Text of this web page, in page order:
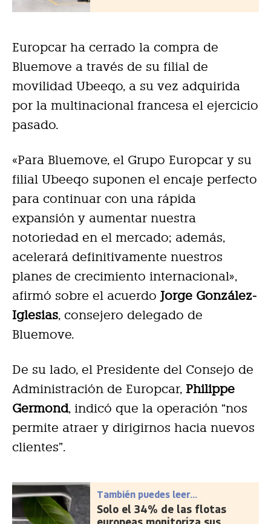
Europcar ha cerrado la compra de
Bluemove a través de su filial de
movilidad Ubeeqo, a su vez adquirida
por la multinacional francesa el ejercicio
pasado.
«Para Bluemove, el Grupo Europcar y su
filial Ubeeqo suponen el encaje perfecto
para continuar con una rápida
expansión y aumentar nuestra
notoriedad en el mercado; además,
acelerará definitivamente nuestros
planes de crecimiento internacional»,
afirmó sobre el acuerdo Jorge González-
Iglesias, consejero delegado de
Bluemove.
De su lado, el Presidente del Consejo de
Administración de Europcar, Philippe
Germond, indicó que la operación “nos
permite atraer y dirigirnos hacia nuevos
clientes”.
También puedes leer...
Solo el 34% de las flotas